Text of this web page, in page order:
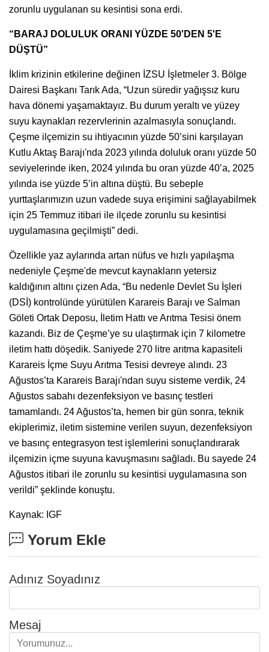
zorunlu uygulanan su kesintisi sona erdi.
“BARAJ DOLULUK ORANI YÜZDE 50'DEN 5'E
DÜŞTÜ”
İklim krizinin etkilerine değinen İZSU İşletmeler 3. Bölge
Dairesi Başkanı Tarık Ada, “Uzun süredir yağışsız kuru
hava dönemi yaşamaktayız. Bu durum yeraltı ve yüzey
suyu kaynakları rezervlerinin azalmasıyla sonuçlandı.
Çeşme ilçemizin su ihtiyacının yüzde 50’sini karşılayan
Kutlu Aktaş Barajı'nda 2023 yılında doluluk oranı yüzde 50
seviyelerinde iken, 2024 yılında bu oran yüzde 40’a, 2025
yılında ise yüzde 5’in altına düştü. Bu sebeple
yurttaşlarımızın uzun vadede suya erişimini sağlayabilmek
için 25 Temmuz itibari ile ilçede zorunlu su kesintisi
uygulamasına geçilmişti” dedi.
Özellikle yaz aylarında artan nüfus ve hızlı yapılaşma
nedeniyle Çeşme'de mevcut kaynakların yetersiz
kaldığının altını çizen Ada, “Bu nedenle Devlet Su İşleri
(DSİ) kontrolünde yürütülen Karareis Barajı ve Salman
Göleti Ortak Deposu, İletim Hattı ve Arıtma Tesisi önem
kazandı. Biz de Çeşme’ye su ulaştırmak için 7 kilometre
iletim hattı döşedik. Saniyede 270 litre arıtma kapasiteli
Karareis İçme Suyu Arıtma Tesisi devreye alındı. 23
Ağustos’ta Karareis Barajı'ndan suyu sisteme verdik, 24
Ağustos sabahı dezenfeksiyon ve basınç testleri
tamamlandı. 24 Ağustos’ta, hemen bir gün sonra, teknik
ekiplerimiz, iletim sistemine verilen suyun, dezenfeksiyon
ve basınç entegrasyon test işlemlerini sonuçlandırarak
ilçemizin içme suyuna kavuşmasını sağladı. Bu sayede 24
Ağustos itibari ile zorunlu su kesintisi uygulamasına son
verildi” şeklinde konuştu.
Kaynak: IGF
Yorum Ekle
Adınız Soyadınız
Mesaj